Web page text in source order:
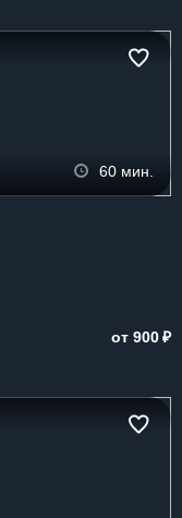
60 мин.
от 900₽